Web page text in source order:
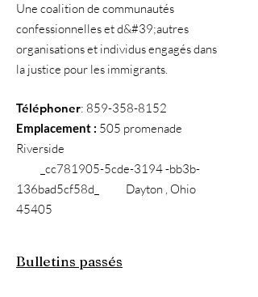
Une coalition de communautés
confessionnelles et d&#39;autres
organisations et individus engagés dans
la justice pour les immigrants.
Téléphoner: 859-358-8152
Emplacement : 505 promenade
Riverside
_cc781905-5cde-3194 -bb3b-
136bad5cf58d_ Dayton , Ohio
45405
Bulletins passés